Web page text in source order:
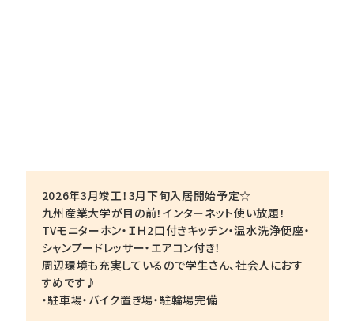
2026年3月竣工！3月下旬入居開始予定☆
九州産業大学が目の前！インターネット使い放題！
TVモニターホン・ＩＨ2口付きキッチン・温水洗浄便座・
シャンプードレッサー・エアコン付き！
周辺環境も充実しているので学生さん、社会人におす
すめです♪
・駐車場・バイク置き場・駐輪場完備